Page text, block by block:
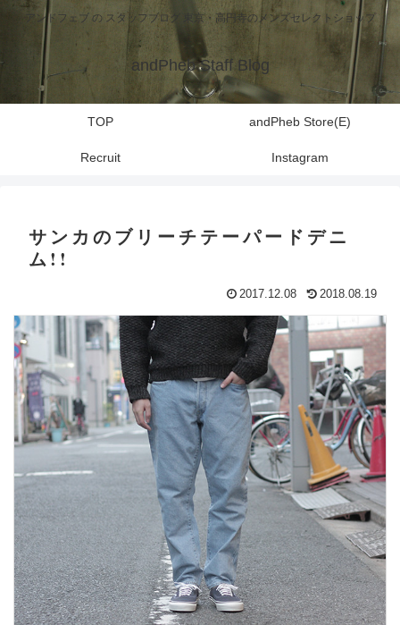
アンドフェブ の スタッフブログ 東京・高円寺のメンズセレクトショップ
andPheb Staff Blog
TOP andPheb Store(E)
Recruit Instagram
サンカのブリーチテーパードデニ
ム!!
2017.12.08 2018.08.19